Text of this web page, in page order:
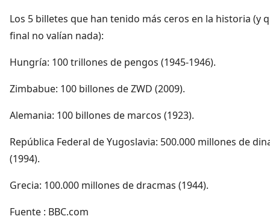
Los 5 billetes que han tenido más ceros en la historia (y
final no valían nada):
Hungría: 100 trillones de pengos (1945-1946).
Zimbabue: 100 billones de ZWD (2009).
Alemania: 100 billones de marcos (1923).
República Federal de Yugoslavia: 500.000 millones de
(1994).
Grecia: 100.000 millones de dracmas (1944).
Fuente : BBC.com